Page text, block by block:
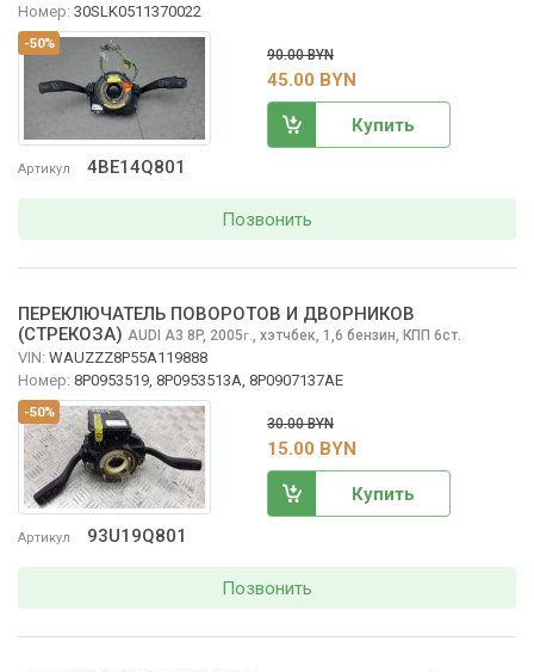
-50%
Артикул 4BE14Q801
Номер: 30SLK0511370022
90.00 BYN
45.00 BYN
Купить
Позвонить
-50%
Артикул 93U19Q801
ПЕРЕКЛЮЧАТЕЛЬ ПОВОРОТОВ И ДВОРНИКОВ
(СТРЕКОЗА) AUDI A3 8P, 2005г., хэтчбек, 1,6 бензин, КПП 6ст.
VIN: WAUZZZ8P55A119888
Номер: 8P0953519, 8P0953513A, 8P0907137AE
30.00 BYN
15.00 BYN
Купить
Позвонить